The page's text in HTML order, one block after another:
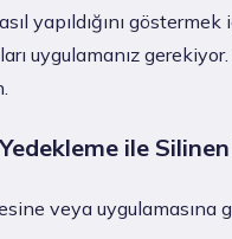
yapıldığını
uygulamanız
ile
veya uygulamasına